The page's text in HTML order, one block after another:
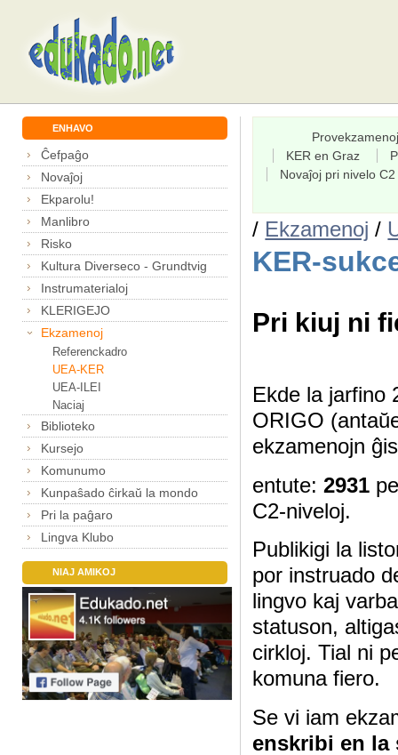
ENHAVO
Ĉefpaĝo
Novaĵoj
Ekparolu!
Manlibro
Risko
Kultura Diverseco - Grundtvig
Instrumaterialoj
KLERIGEJO
Ekzamenoj
Referenckadro
UEA-KER
UEA-ILEI
Naciaj
Biblioteko
Kursejo
Komunumo
Kunpaŝado ĉirkaŭ la mondo
Pri la paĝaro
Lingva Klubo
NIAJ AMIKOJ
Provekzamenoj
KER en Graz
Novaĵoj pri nivelo C2
/ Ekzamenoj /
KER-
Pri kiuj ni
Ekde la jarfino
ORIGO
ekzamenojn
entute:2931
C2-niveloj.
Publikigi la
por instruado
lingvo kaj
statuson,
cirkloj. Tial ni
komuna fiero.
Se vi iam
enskribi en la